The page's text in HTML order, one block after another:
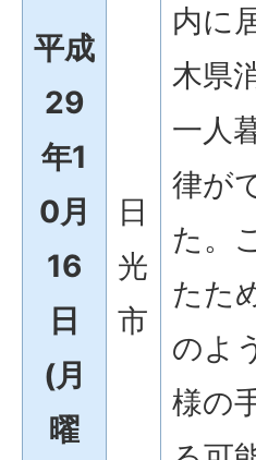
平成
29
年1
0月
16
日
(月
曜
日
光
市
内に
木県
一人
律が
た。
たた
のよ
様の